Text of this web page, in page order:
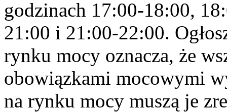
godzinach 17:00-18:00,
21:00 i 21:00-22:00.
rynku mocy oznacza, że
obowiązkami mocowymi
na rynku mocy muszą je